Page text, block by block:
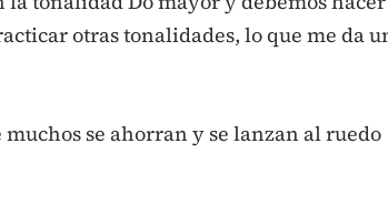
otras tonalidades, lo que me da
se ahorran y se lanzan al ruedo